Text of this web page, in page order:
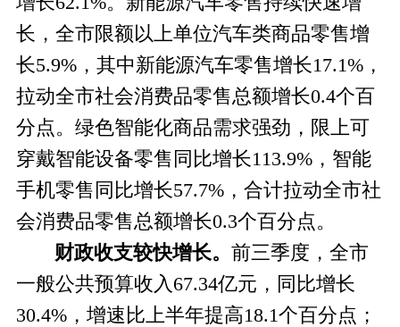
长， 全市限额以上单位汽车类商品零售增
长5.9%，其中新能源汽车零售增长17.1%，
拉动全市社会消费品零售总额增长0.4个百
分点。 绿色智能化商品需求强劲， 限上可
穿戴智能设备零售同比增长113.9%，智能
手机零售同比增长57.7%，合计拉动全市社
会消费品零售总额增长0.3个百分点。
财政收支较快增长。 前三季度，全市
一般公共预算收入 67.34亿元，同比增长
30.4%，增速比上半年提高18.1个百分点；